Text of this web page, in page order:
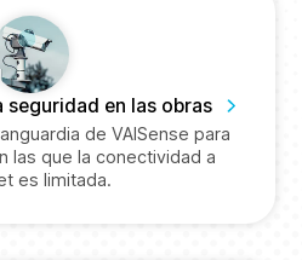
seguridad en las obras
de VAISense para
las que la conectividad a
es limitada.